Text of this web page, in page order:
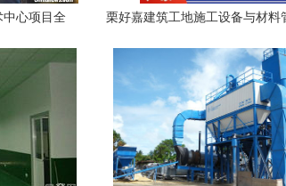
心项目全
栗好嘉建筑工地施工设备与材料
优化方案